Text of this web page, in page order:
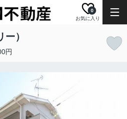
お気に入り
0
）
円